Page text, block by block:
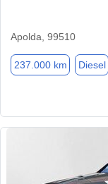
Apolda, 99510
237.000 km Diesel